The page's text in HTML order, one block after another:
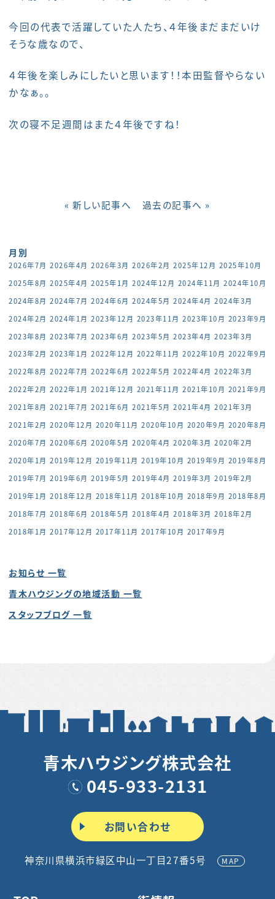
今回の代表で活躍していた人たち、４年後まだまだいけ
そうな歳なので、
４年後を楽しみにしたいと思います！！本田監督やらない
かなぁ。。
次の寝不足週間はまた４年後ですね！
« 新しい記事へ 過去の記事へ »
月別
2026年7月 2026年4月 2026年3月 2026年2月 2025年12月 2025年10月
2025年8月 2025年4月 2025年1月 2024年12月 2024年11月 2024年10月
2024年8月 2024年7月 2024年6月 2024年5月 2024年4月 2024年3月
2024年2月 2024年1月 2023年12月 2023年11月 2023年10月 2023年9月
2023年8月 2023年7月 2023年6月 2023年5月 2023年4月 2023年3月
2023年2月 2023年1月 2022年12月 2022年11月 2022年10月 2022年9月
2022年8月 2022年7月 2022年6月 2022年5月 2022年4月 2022年3月
2022年2月 2022年1月 2021年12月 2021年11月 2021年10月 2021年9月
2021年8月 2021年7月 2021年6月 2021年5月 2021年4月 2021年3月
2021年2月 2020年12月 2020年11月 2020年10月 2020年9月 2020年8月
2020年7月 2020年6月 2020年5月 2020年4月 2020年3月 2020年2月
2020年1月 2019年12月 2019年11月 2019年10月 2019年9月 2019年8月
2019年7月 2019年6月 2019年5月 2019年4月 2019年3月 2019年2月
2019年1月 2018年12月 2018年11月 2018年10月 2018年9月 2018年8月
2018年7月 2018年6月 2018年5月 2018年4月 2018年3月 2018年2月
2018年1月 2017年12月 2017年11月 2017年10月 2017年9月
お知らせ 一覧
青木ハウジングの地域活動 一覧
スタッフブログ 一覧
青木ハウジング株式会社
045-933-2131
お問い合わせ
神奈川県横浜市緑区中山一丁目27番5号 MAP